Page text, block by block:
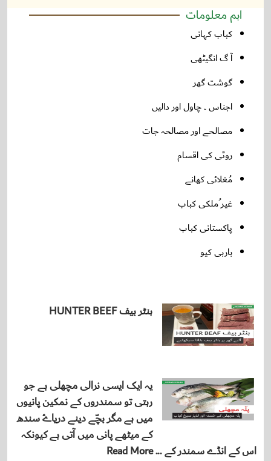
اہم معلومات
کباب کہانی
آ گ انگیٹھی
گوشت گھر
اجناس ۔ چاول اور دالیں
مصالحے اور مصالحہ جات
روٹی کی اقسام
مُغلائی کھانے
غیر ُملکی کباب
پاکستانی کباب
باربی کیو
ہنٹر بیف HUNTER BEEF
یہ ایک ایسی نرالی مچھلی ہے جو
رہتی تو سمندروں کے نمکین پانیوں
میں ہے مگر بچّے دینے دریاۓ سندھ
کے میٹھے پانی میں آتی ہے کیونکہ
اس کے انڈے سمندر کے ... Read More